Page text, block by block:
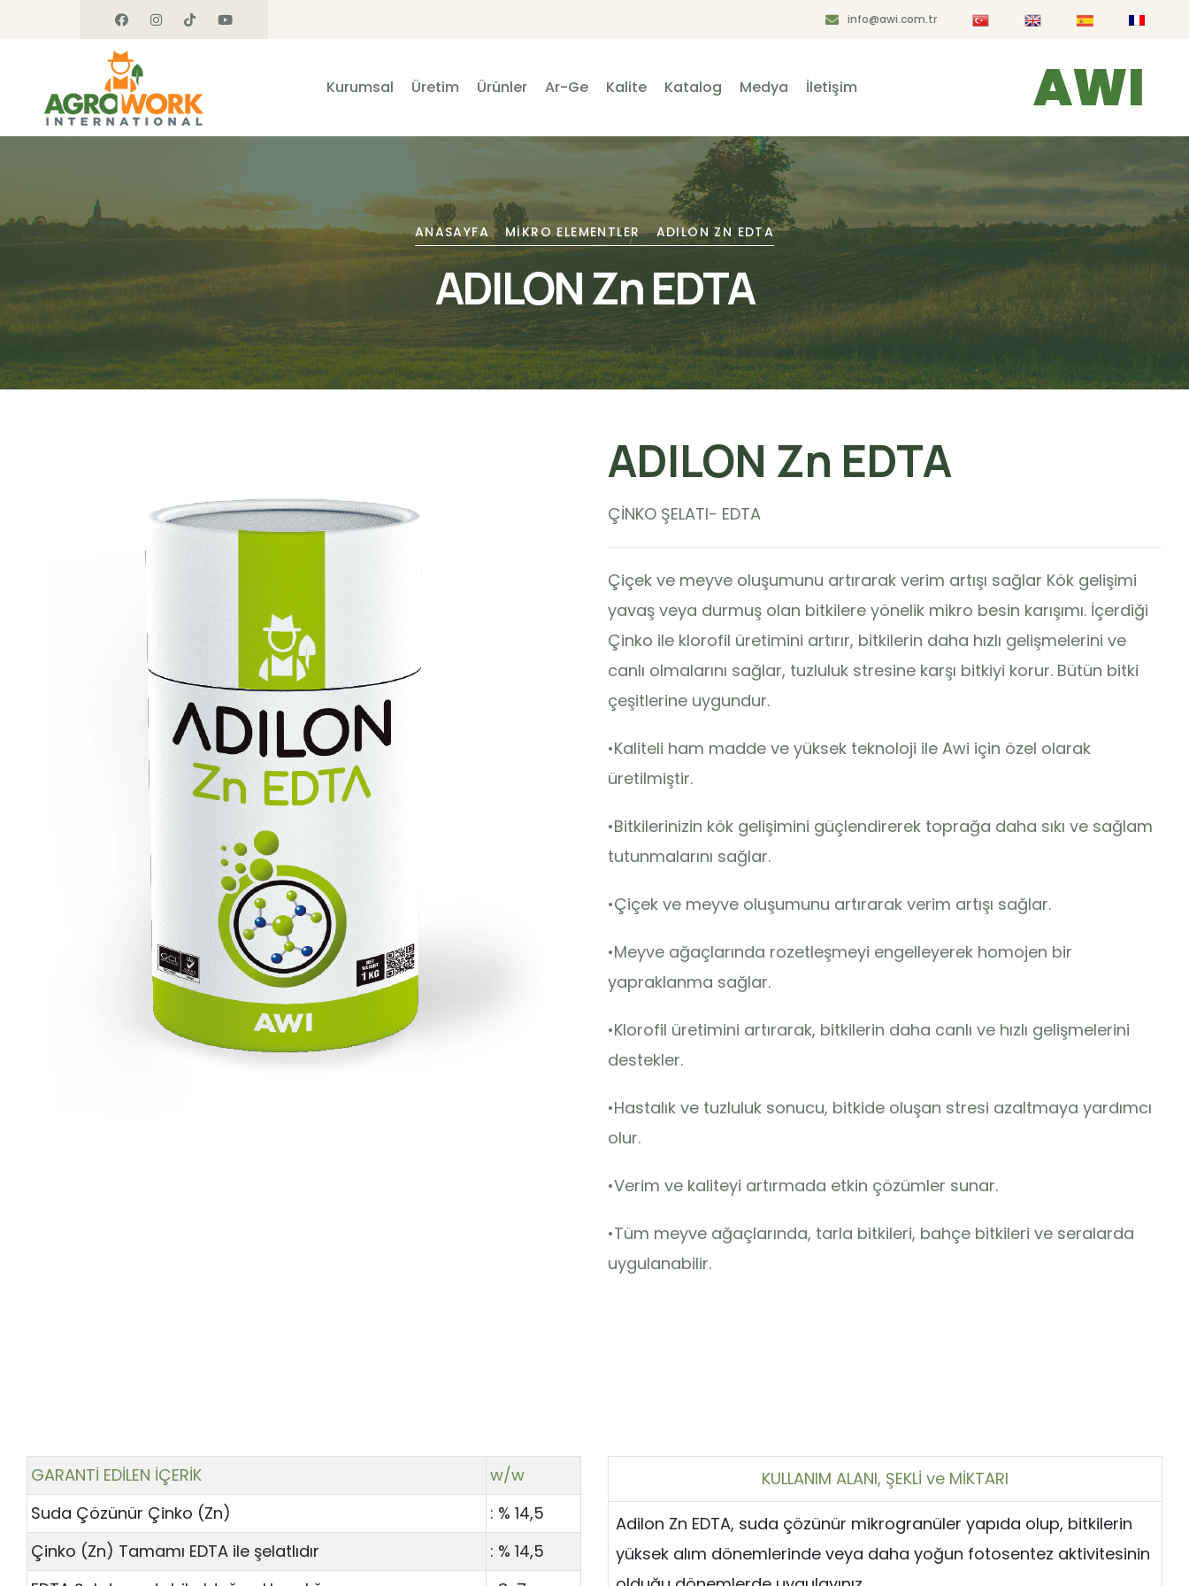
info@awi.com.tr
Kurumsal Üretim Ürünler Ar-Ge Kalite Katalog Medya İletişim AWI
ANASAYFA MIKRO ELEMENTLER ADILON ZN EDTA
ADILON Zn EDTA
ADILON Zn EDTA
ÇİNKO ŞELATI- EDTA
Çiçek ve meyve oluşumunu artırarak verim artışı sağlar Kök gelişimi
yavaş veya durmuş olan bitkilere yönelik mikro besin karışımı. İçerdiği
Çinko ile klorofil üretimini artırır, bitkilerin daha hızlı gelişmelerini ve
canlı olmalarını sağlar, tuzluluk stresine karşı bitkiyi korur. Bütün bitki
çeşitlerine uygundur.
•Kaliteli ham madde ve yüksek teknoloji ile Awi için özel olarak
üretilmiştir.
•Bitkilerinizin kök gelişimini güçlendirerek toprağa daha sıkı ve sağlam
tutunmalarını sağlar.
•Çiçek ve meyve oluşumunu artırarak verim artışı sağlar.
•Meyve ağaçlarında rozetleşmeyi engelleyerek homojen bir
yapraklanma sağlar.
•Klorofil üretimini artırarak, bitkilerin daha canlı ve hızlı gelişmelerini
destekler.
•Hastalık ve tuzluluk sonucu, bitkide oluşan stresi azaltmaya yardımcı
olur.
•Verim ve kaliteyi artırmada etkin çözümler sunar.
•Tüm meyve ağaçlarında, tarla bitkileri, bahçe bitkileri ve seralarda
uygulanabilir.
GARANTİ EDİLEN İÇERİK
w/w
Suda Çözünür Çinko (Zn)
: % 14,5
Çinko (Zn) Tamamı EDTA ile şelatlıdır
: % 14,5
KULLANIM ALANI, ŞEKLİ ve MİKTARI
Adilon Zn EDTA, suda çözünür mikrogranüler yapıda olup, bitkilerin
yüksek alım dönemlerinde veya daha yoğun fotosentez aktivitesinin